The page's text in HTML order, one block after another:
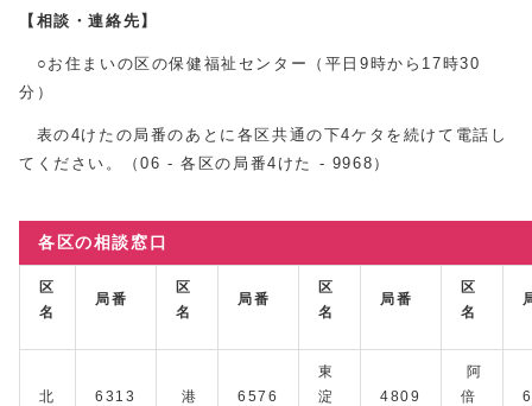
【相談・連絡先】
○ お住まいの区の保健福祉センター（平日9時から17時30
分）
表の4けたの局番のあとに各区共通の下4ケタを続けて電話し
てください。（06 - 各区の局番4けた - 9968）
各区の相談窓口
区
名
局番
区
名
局番
区
名
局番
区
名
北 6313 港 6576
東
淀
4809
阿
倍